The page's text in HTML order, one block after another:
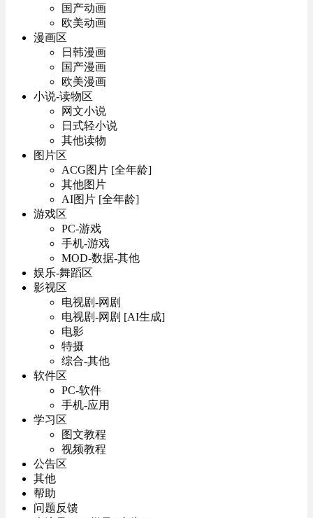
国产动画
欧美动画
漫画区
日韩漫画
国产漫画
欧美漫画
小说-读物区
网文小说
日式轻小说
其他读物
图片区
ACG图片 [全年龄]
其他图片
AI图片 [全年龄]
游戏区
PC-游戏
手机-游戏
MOD-数据-其他
娱乐-舞蹈区
影视区
电视剧-网剧
电视剧-网剧 [AI生成]
电影
特摄
综合-其他
软件区
PC-软件
手机-应用
学习区
图文教程
视频教程
公告区
其他
帮助
问题反馈